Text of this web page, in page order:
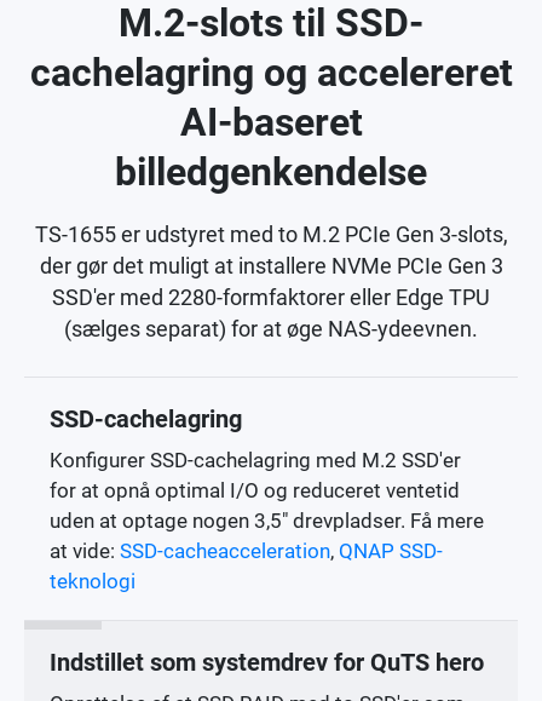
M.2-slots til SSD-
cachelagring og accelereret
AI-baseret
billedgenkendelse
TS-1655 er udstyret med to M.2 PCIe Gen 3-slots,
der gør det muligt at installere NVMe PCIe Gen 3
SSD'er med 2280-formfaktorer eller Edge TPU
(sælges separat) for at øge NAS-ydeevnen.
SSD-cachelagring
Konfigurer SSD-cachelagring med M.2 SSD'er
for at opnå optimal I/O og reduceret ventetid
uden at optage nogen 3,5" drevpladser. Få mere
at vide:SSD-cacheacceleration, QNAP SSD-
teknologi
Indstillet som systemdrev for QuTS hero